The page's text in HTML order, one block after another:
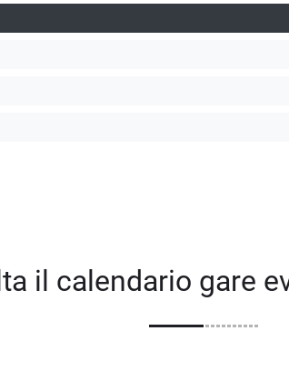
il calendario gare